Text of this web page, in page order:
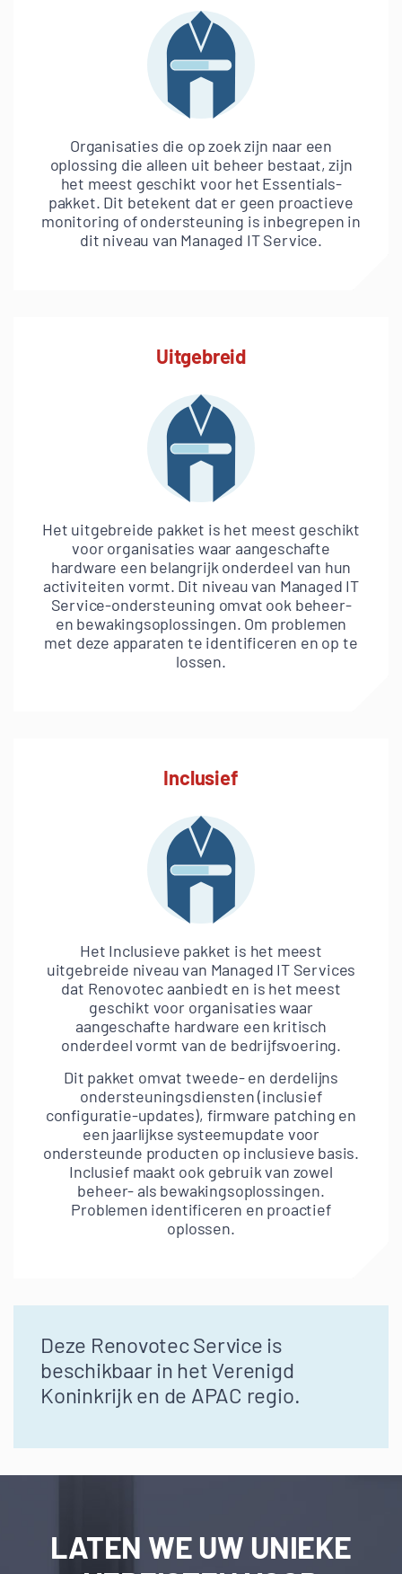
Organisaties die op zoek zijn naar een
oplossing die alleen uit beheer bestaat, zijn
het meest geschikt voor het Essentials-
pakket. Dit betekent dat er geen proactieve
monitoring of ondersteuning is inbegrepen in
dit niveau van Managed IT Service.
Uitgebreid
Het uitgebreide pakket is het meest geschikt
voor organisaties waar aangeschafte
hardware een belangrijk onderdeel van hun
activiteiten vormt. Dit niveau van Managed IT
Service-ondersteuning omvat ook beheer-
en bewakingsoplossingen. Om problemen
met deze apparaten te identificeren en op te
lossen.
Inclusief
Het Inclusieve pakket is het meest
uitgebreide niveau van Managed IT Services
dat Renovotec aanbiedt en is het meest
geschikt voor organisaties waar
aangeschafte hardware een kritisch
onderdeel vormt van de bedrijfsvoering.
Dit pakket omvat tweede- en derdelijns
ondersteuningsdiensten (inclusief
configuratie-updates), firmware patching en
een jaarlijkse systeemupdate voor
ondersteunde producten op inclusieve basis.
Inclusief maakt ook gebruik van zowel
beheer- als bewakingsoplossingen.
Problemen identificeren en proactief
oplossen.
Deze Renovotec Service is
beschikbaar in het Verenigd
Koninkrijk en de APAC regio.
LATEN WE UW UNIEKE